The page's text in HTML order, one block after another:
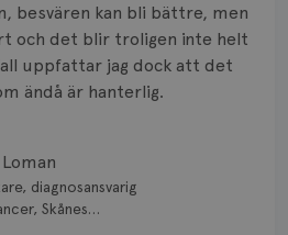
besvären kan bli bättre, men
och det blir troligen inte helt
uppfattar jag dock att det
ändå är hanterlig.
diagnosansvarig
Skånes